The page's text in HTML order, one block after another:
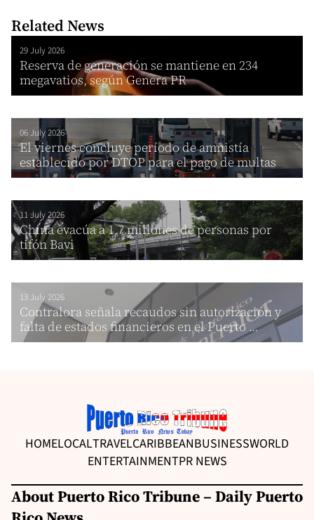
Related News
29 July 2026
Reserva de generación se mantiene en 234
megavatios, según Genera PR
06 July 2026
El viernes concluye período de amnistía
establecido por DTOP para el pago de multas
11 July 2026
China evacúa a 1,7 millones de personas por
tifón Bavi
13 July 2026
Contralora señala recaudos sin autorización y
falta de estados financieros en el Puerto ...
HOMELOCALTRAVELCARIBBEANBUSINESSWORLD
ENTERTAINMENTPR NEWS
About Puerto Rico Tribune – Daily Puerto